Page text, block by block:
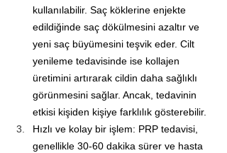
kullanılabilir. Saç köklerine enjekte
edildiğinde saç dökülmesini azaltır ve
yeni saç büyümesini teşvik eder. Cilt
yenileme tedavisinde ise kollajen
üretimini artırarak cildin daha sağlıklı
görünmesini sağlar. Ancak, tedavinin
etkisi kişiden kişiye farklılık gösterebilir.
Hızlı ve kolay bir işlem: PRP tedavisi,
genellikle 30-60 dakika sürer ve hasta